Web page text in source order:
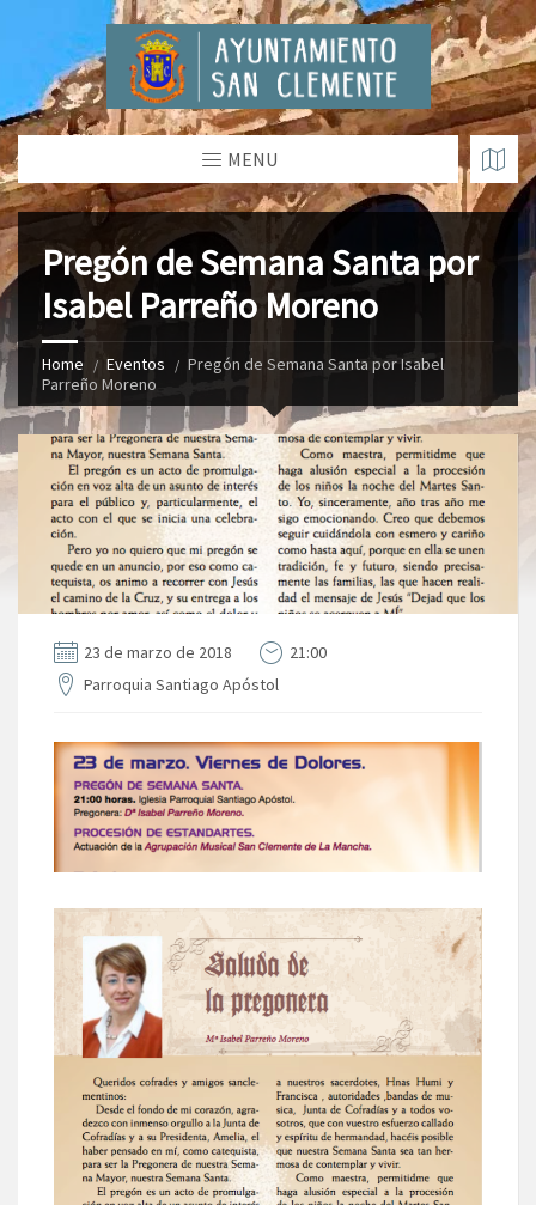
MENU
Pregón de Semana Santa por
Isabel Parreño Moreno
Home Eventos
Pregón de Semana Santa por Isabel
Parreño Moreno
23 de marzo de 2018
21:00
Parroquia Santiago Apóstol